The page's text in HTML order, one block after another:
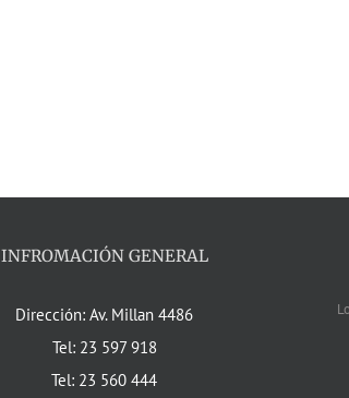
INFROMACIÓN GENERAL
Dirección: Av. Millan 4486
Tel: 23 597 918
Tel: 23 560 444